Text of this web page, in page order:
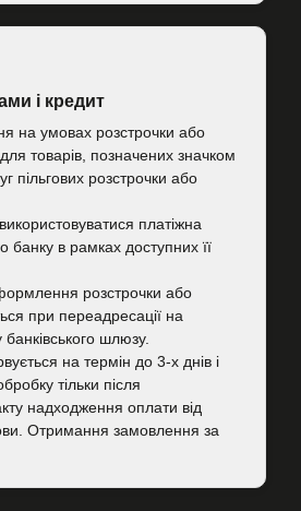
і кредит
на умовах розстрочки або
товарів, позначених значком
пільгових розстрочки або
платіжна
банку в рамках доступних її
розстрочки або
при переадресації на
шлюзу.
на термін до 3-х днів і
тільки після
надходження оплати від
Отримання замовлення за